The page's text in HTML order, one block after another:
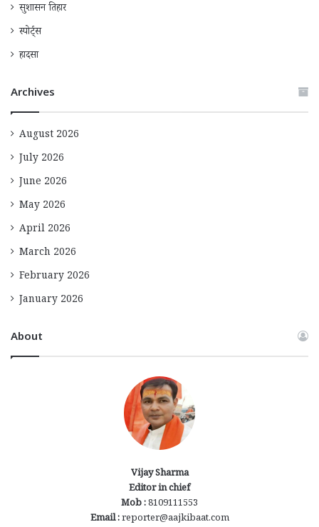
सुशासन तिहार
स्पोर्ट्स
हादसा
Archives
August 2026
July 2026
June 2026
May 2026
April 2026
March 2026
February 2026
January 2026
About
Vijay Sharma
Editor in chief
Mob :8109111553
Email :reporter@aajkibaat.com